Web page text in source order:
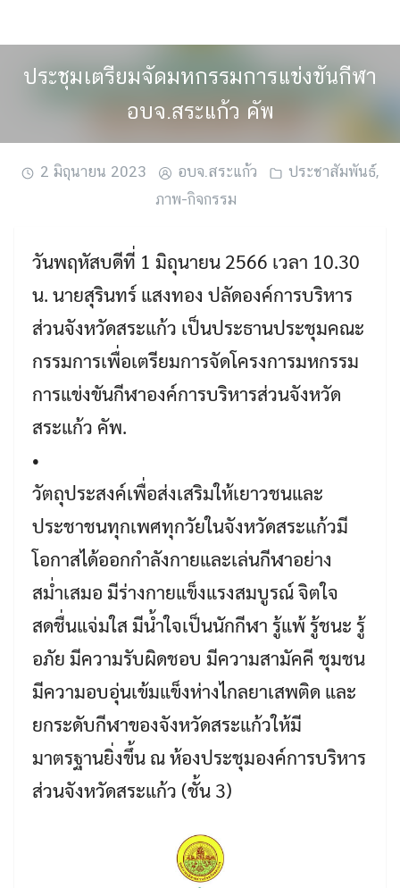
ประชุมเตรียมจัดมหกรรมการแข่งขันกีฬา
อบจ.สระแก้ว คัพ
2 มิถุนายน 2023 อบจ.สระแก้ว ประชาสัมพันธ์,
ภาพ-กิจกรรม
วันพฤหัสบดีที่ 1 มิถุนายน 2566 เวลา 10.30
น. นายสุรินทร์ แสงทอง ปลัดองค์การบริหาร
ส่วนจังหวัดสระแก้ว เป็นประธานประชุมคณะ
กรรมการเพื่อเตรียมการจัดโครงการมหกรรม
การแข่งขันกีฬาองค์การบริหารส่วนจังหวัด
สระแก้ว คัพ.
•
วัตถุประสงค์เพื่อส่งเสริมให้เยาวชนและ
ประชาชนทุกเพศทุกวัยในจังหวัดสระแก้วมี
โอกาสได้ออกกำลังกายและเล่นกีฬาอย่าง
สม่ำเสมอ มีร่างกายแข็งแรงสมบูรณ์ จิตใจ
สดชื่นแจ่มใส มีน้ำใจเป็นนักกีฬา รู้แพ้ รู้ชนะ รู้
อภัย มีความรับผิดชอบ มีความสามัคคี ชุมชน
มีความอบอุ่นเข้มแข็งห่างไกลยาเสพติด และ
ยกระดับกีฬาของจังหวัดสระแก้วให้มี
มาตรฐานยิ่งขึ้น ณ ห้องประชุมองค์การบริหาร
ส่วนจังหวัดสระแก้ว (ชั้น 3)